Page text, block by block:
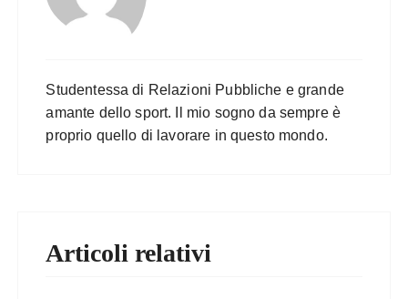
Studentessa di Relazioni Pubbliche e grande
amante dello sport. Il mio sogno da sempre è
proprio quello di lavorare in questo mondo.
Articoli relativi